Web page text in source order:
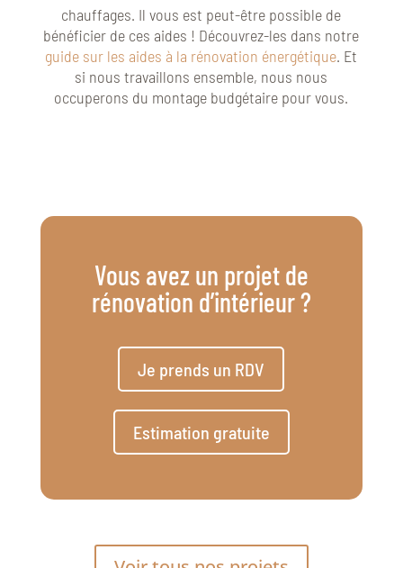
chauffages. Il vous est peut-être possible de
bénéficier de ces aides ! Découvrez-les dans notre
guide sur les aides à la rénovation énergétique. Et
si nous travaillons ensemble, nous nous
occuperons du montage budgétaire pour vous.
Vous avez un projet de
rénovation d’intérieur ?
Je prends un RDV
Estimation gratuite